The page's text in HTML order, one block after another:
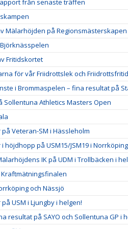
från senaste träffen
Mälarhöjden på Regionsmästerskapen
Fritidskortet
för vår Friidrottslek och
i Brommaspelen – fina resultat på
Sollentuna Athletics Masters Open
Veteran-SM i Hässleholm
höjdhopp på USM15/JSM19 i Norrköping
IK på UDM i Trollbäcken i
och Nässjö
USM i Ljungby i helgen!
resultat på SAYO och Sollentuna GP i